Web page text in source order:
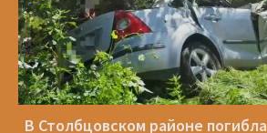
В Столбцовском районе погибла